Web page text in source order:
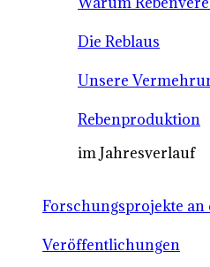
Die Reblaus
Unsere
Rebenproduktion
im Jahresverlauf
Forschungsprojekte
Veröffentlichungen